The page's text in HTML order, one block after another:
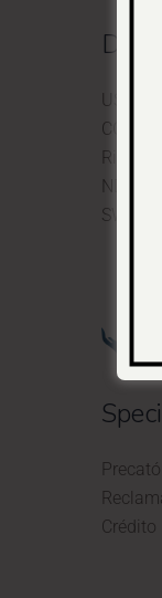
USD;
CCP;
Risco
NDF;
SWAP.